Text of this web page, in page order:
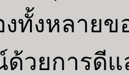
ทั้งหลายข
วยการดีแ